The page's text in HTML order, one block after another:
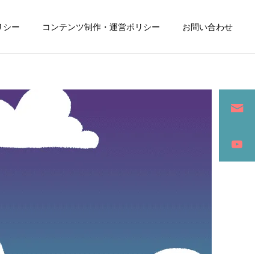
シー コンテンツ制作・運営ポリシー お問い合わせ
詳細を見る
SEO / セールスライティング